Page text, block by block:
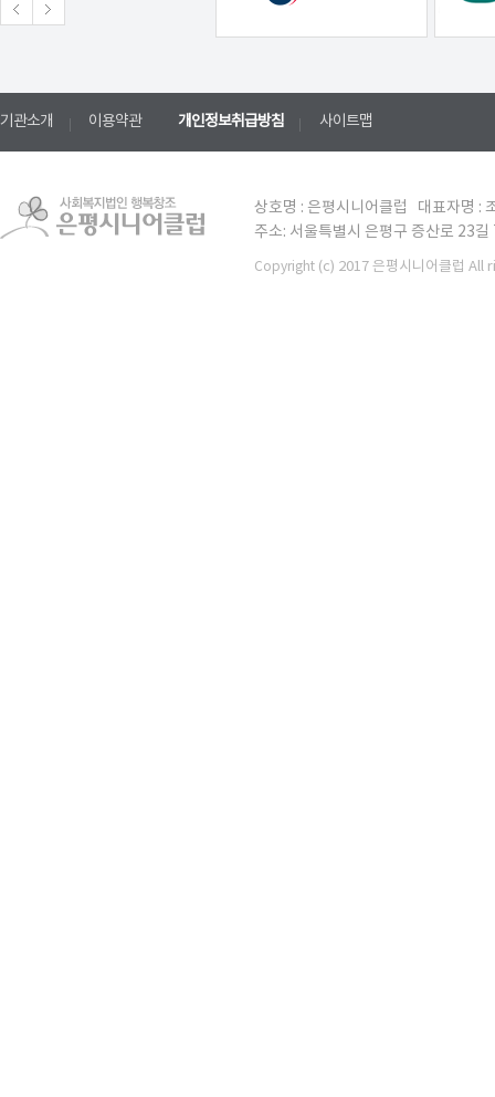
기관소개 이용약관 개인정보취급방침 사이트맵
상호명 : 은평시니어클럽 대표자명
주소: 서울특별시 은평구 증산로
Copyright (c) 2017 은평시니어클럽